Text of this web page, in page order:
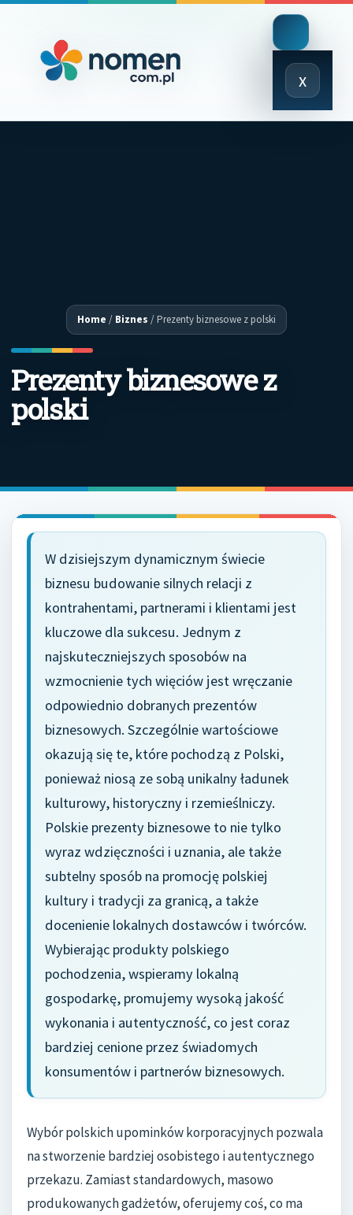
x
Close
Menu
Home / Biznes /Prezenty biznesowe z polski
Prezenty biznesowe z
polski
W dzisiejszym dynamicznym świecie
biznesu budowanie silnych relacji z
kontrahentami, partnerami i klientami jest
kluczowe dla sukcesu. Jednym z
najskuteczniejszych sposobów na
wzmocnienie tych więciów jest wręczanie
odpowiednio dobranych prezentów
biznesowych. Szczególnie wartościowe
okazują się te, które pochodzą z Polski,
ponieważ niosą ze sobą unikalny ładunek
kulturowy, historyczny i rzemieślniczy.
Polskie prezenty biznesowe to nie tylko
wyraz wdzięczności i uznania, ale także
subtelny sposób na promocję polskiej
kultury i tradycji za granicą, a także
docenienie lokalnych dostawców i twórców.
Wybierając produkty polskiego
pochodzenia, wspieramy lokalną
gospodarkę, promujemy wysoką jakość
wykonania i autentyczność, co jest coraz
bardziej cenione przez świadomych
konsumentów i partnerów biznesowych.
Wybór polskich upominków korporacyjnych pozwala
na stworzenie bardziej osobistego i autentycznego
przekazu. Zamiast standardowych, masowo
produkowanych gadżetów, oferujemy coś, co ma